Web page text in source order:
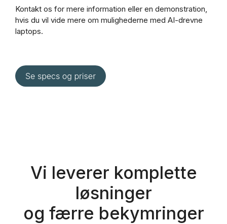
Kontakt os for mere information eller en demonstration,
hvis du vil vide mere om mulighederne med AI-drevne
laptops.
Vi leverer komplette
løsninger
og færre bekymringer